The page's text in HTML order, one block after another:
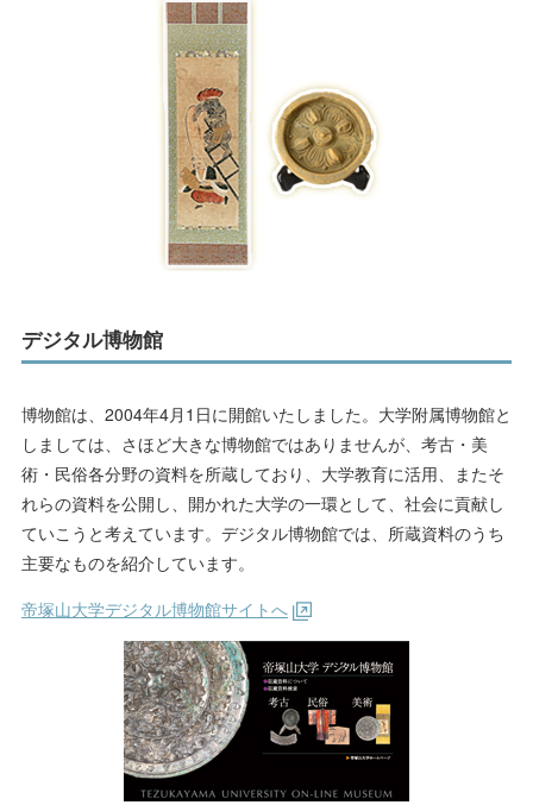
デジタル博物館
博物館は、2004年4月1日に開館いたしました。大学附属博物館と
しましては、さほど大きな博物館ではありませんが、考古・美
術・民俗各分野の資料を所蔵しており、大学教育に活用、またそ
れらの資料を公開し、開かれた大学の一環として、社会に貢献し
ていこうと考えています。デジタル博物館では、所蔵資料のうち
主要なものを紹介しています。
帝塚山大学デジタル博物館サイトへ